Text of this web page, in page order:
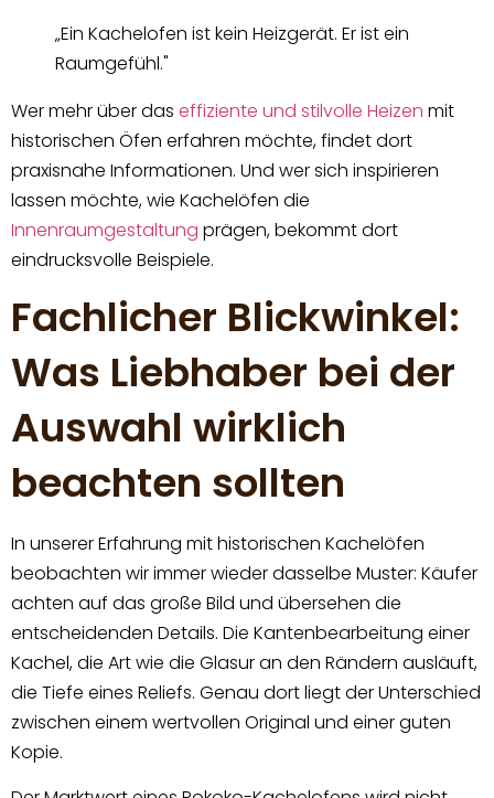
„Ein Kachelofen ist kein Heizgerät. Er ist ein
Raumgefühl."
Wer mehr über das effiziente und stilvolle Heizen mit
historischen Öfen erfahren möchte, findet dort
praxisnahe Informationen. Und wer sich inspirieren
lassen möchte, wie Kachelöfen die
Innenraumgestaltung prägen, bekommt dort
eindrucksvolle Beispiele.
Fachlicher Blickwinkel:
Was Liebhaber bei der
Auswahl wirklich
beachten sollten
In unserer Erfahrung mit historischen Kachelöfen
beobachten wir immer wieder dasselbe Muster: Käufer
achten auf das große Bild und übersehen die
entscheidenden Details. Die Kantenbearbeitung einer
Kachel, die Art wie die Glasur an den Rändern ausläuft,
die Tiefe eines Reliefs. Genau dort liegt der Unterschied
zwischen einem wertvollen Original und einer guten
Kopie.